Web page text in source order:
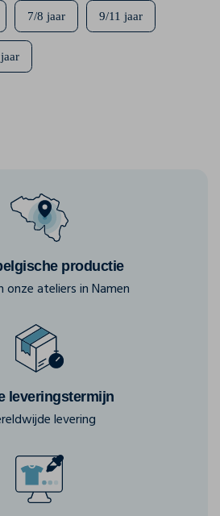
7/8 jaar 9/11 jaar
productie
onze ateliers in Namen
leveringstermijn
levering